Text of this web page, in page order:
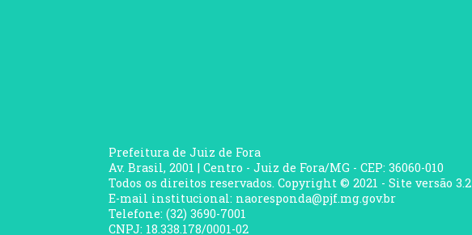
Prefeitura de Juiz de Fora
Av. Brasil, 2001 | Centro - Juiz de Fora/MG - CEP: 36060-010
Todos os direitos reservados. Copyright © 2021 - Site versão 3.2
E-mail institucional: naoresponda@pjf.mg.gov.br
Telefone: (32) 3690-7001
CNPJ: 18.338.178/0001-02